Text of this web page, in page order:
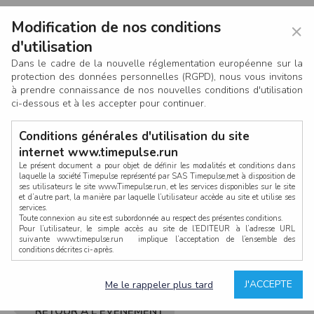
CONNEXION
RETOUR À L'ÉVÈNEMENT
×
Modification de nos conditions
d'utilisation
Dans le cadre de la nouvelle réglementation européenne sur la
protection des données personnelles (RGPD), nous vous invitons
à prendre connaissance de nos nouvelles conditions d'utilisation
ci-dessous et à les accepter pour continuer.
Conditions générales d'utilisation du site
internet www.timepulse.run
Le présent document a pour objet de définir les modalités et conditions dans
laquelle la société Timepulse représenté par SAS Timepulse,met à disposition de
ses utilisateurs le site www.Timepulse.run, et les services disponibles sur le site
et d’autre part, la manière par laquelle l’utilisateur accède au site et utilise ses
services.
Toute connexion au site est subordonnée au respect des présentes conditions.
Pour l’utilisateur, le simple accès au site de l’EDITEUR à l’adresse URL
suivante www.timepulse.run implique l’acceptation de l’ensemble des
conditions décrites ci-après.
La structure générale du site www.timepulse.run, par quelque procédé que ce
soit, sans l'autorisation préalable et par écrit de Fourcherot Mickael et/ou de ses
J'ACCEPTE
Me le rappeler plus tard